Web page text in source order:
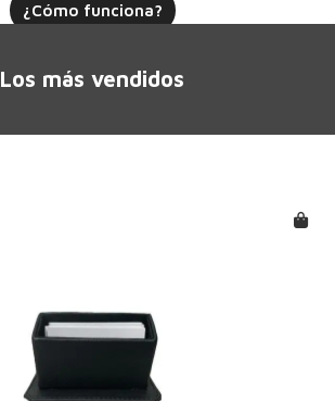
¿Cómo funciona?
Los más vendidos